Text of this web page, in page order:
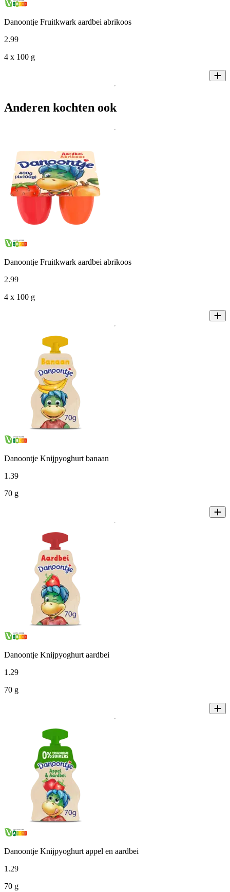
Danoontje Fruitkwark aardbei abrikoos
2.99
4 x 100 g
Anderen kochten ook
Danoontje Fruitkwark aardbei abrikoos
2.99
4 x 100 g
Danoontje Knijpyoghurt banaan
1 .39
70 g
Danoontje Knijpyoghurt aardbei
1 .29
70 g
Danoontje Knijpyoghurt appel en aardbei
1 .29
70 g